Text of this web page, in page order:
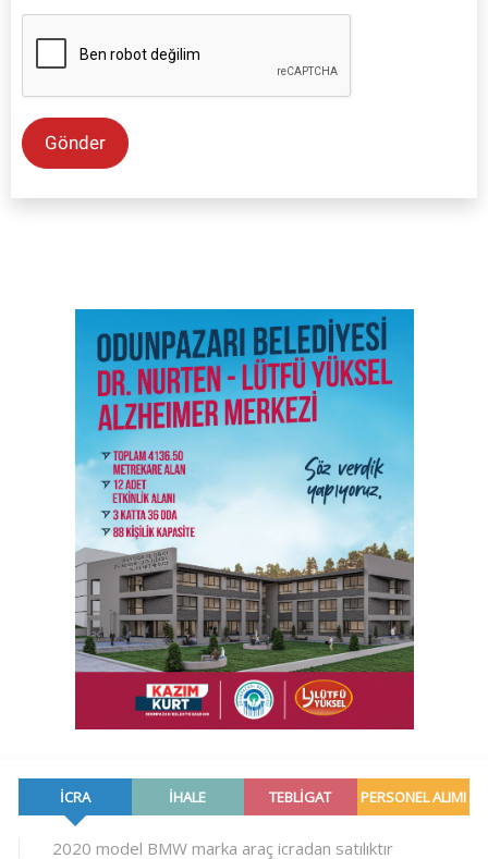
Gönder